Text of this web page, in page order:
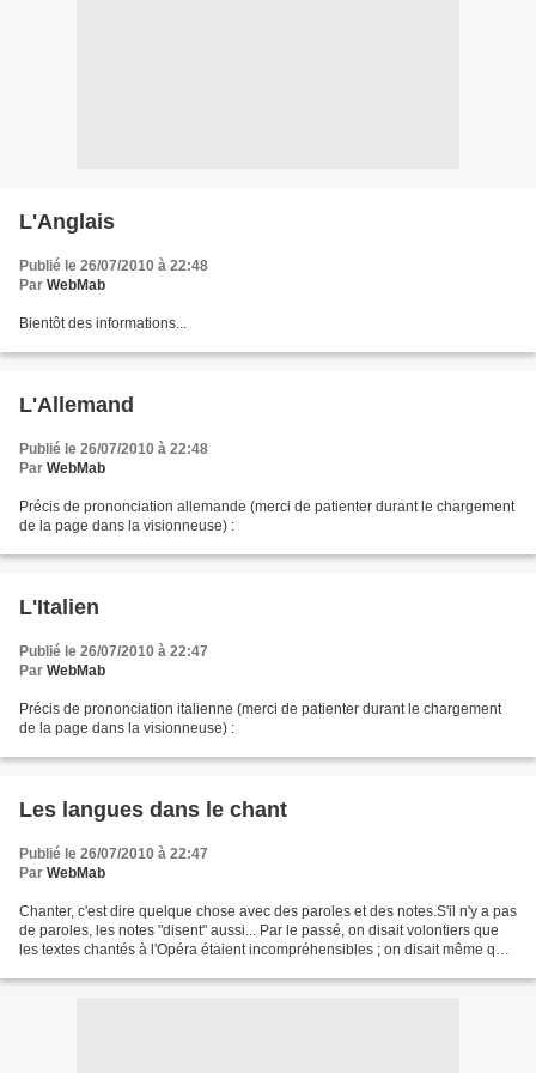
L'Anglais
Publié le 26/07/2010 à 22:48
Par WebMab
Bientôt des informations...
L'Allemand
Publié le 26/07/2010 à 22:48
Par WebMab
Précis de prononciation allemande (merci de patienter durant le chargement
de la page dans la visionneuse) :
L'Italien
Publié le 26/07/2010 à 22:47
Par WebMab
Précis de prononciation italienne (merci de patienter durant le chargement
de la page dans la visionneuse) :
Les langues dans le chant
Publié le 26/07/2010 à 22:47
Par WebMab
Chanter, c'est dire quelque chose avec des paroles et des notes.S'il n'y a pas
de paroles, les notes "disent" aussi... Par le passé, on disait volontiers que
les textes chantés à l'Opéra étaient incompréhensibles ; on disait même que